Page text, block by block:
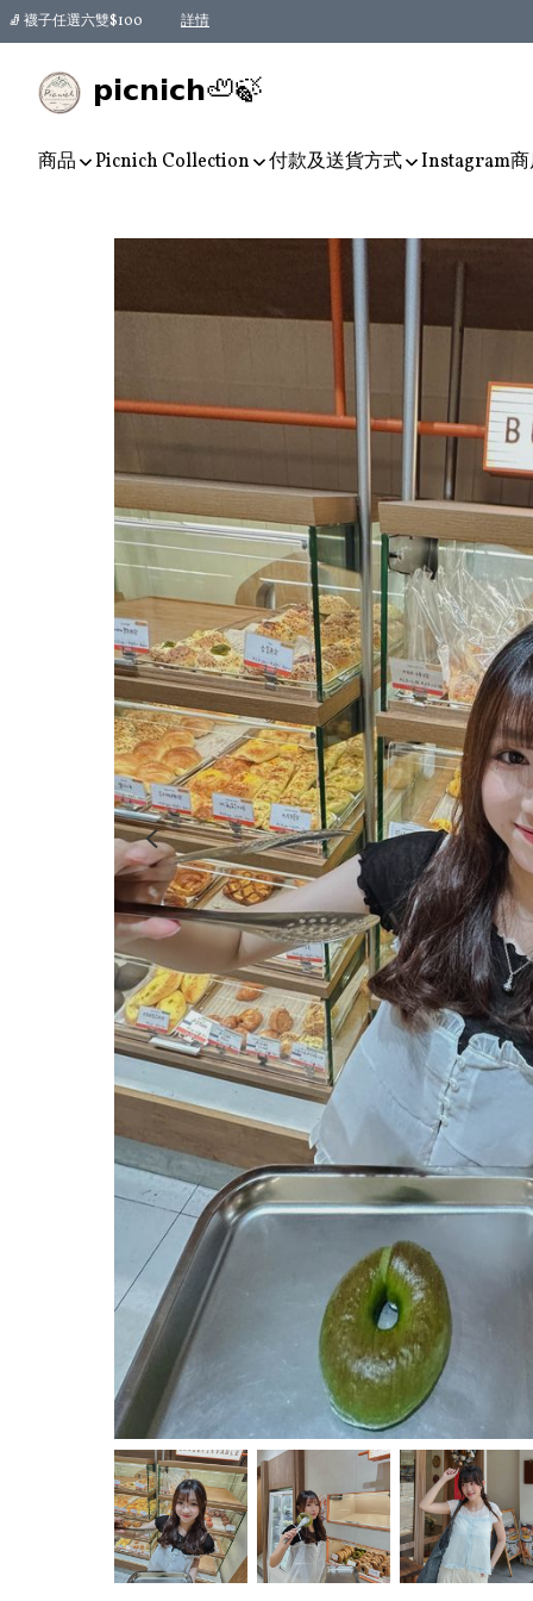
🧦 襪子任選六雙$100 詳情
𝗽𝗶𝗰𝗻𝗶𝗰𝗵🦥🍃
商品 Picnich Collection 付款及送貨方式 Instagram